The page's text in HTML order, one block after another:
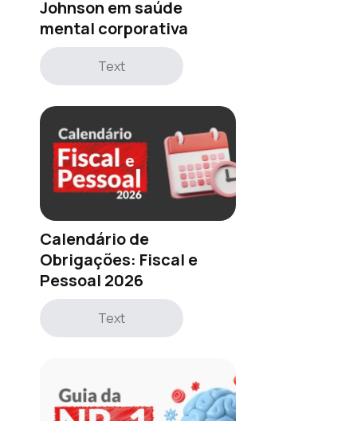
Johnson em saúde
mental corporativa
Text
Calendário de
Obrigações: Fiscal e
Pessoal 2026
Text